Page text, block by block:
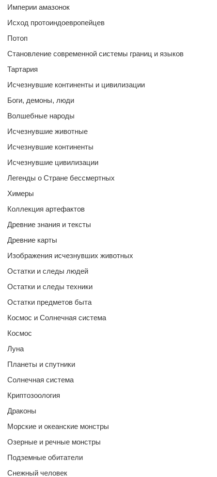
Империи амазонок
Исход протоиндоевропейцев
Потоп
Становление современной системы границ и языков
Тартария
Исчезнувшие континенты и цивилизации
Боги, демоны, люди
Волшебные народы
Исчезнувшие животные
Исчезнувшие континенты
Исчезнувшие цивилизации
Легенды о Стране бессмертных
Химеры
Коллекция артефактов
Древние знания и тексты
Древние карты
Изображения исчезнувших животных
Остатки и следы людей
Остатки и следы техники
Остатки предметов быта
Космос и Солнечная система
Космос
Луна
Планеты и спутники
Солнечная система
Криптозоология
Драконы
Морские и океанские монстры
Озерные и речные монстры
Подземные обитатели
Снежный человек